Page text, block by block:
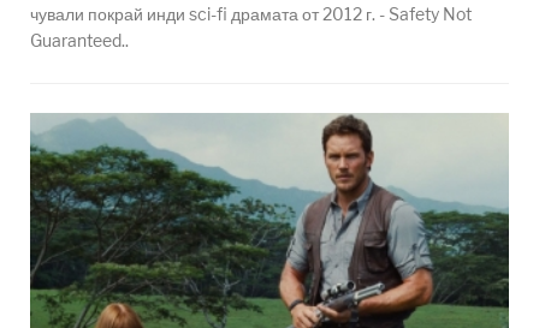
чували покрай инди sci-fi драмата от 2012 г. - Safety Not
Guaranteed..